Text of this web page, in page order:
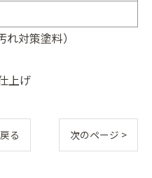
対策塗料）
上げ
る 次のページ >